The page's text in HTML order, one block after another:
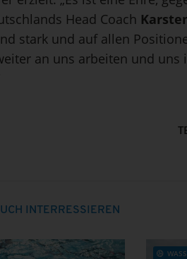
Head Coach
stark und auf allen
an uns arbeiten und uns
INTERRESSIEREN